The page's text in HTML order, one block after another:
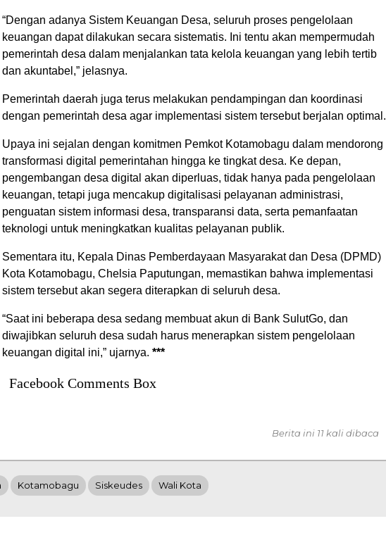
“Dengan adanya Sistem Keuangan Desa, seluruh proses pengelolaan
keuangan dapat dilakukan secara sistematis. Ini tentu akan mempermudah
pemerintah desa dalam menjalankan tata kelola keuangan yang lebih tertib
dan akuntabel,” jelasnya.
Pemerintah daerah juga terus melakukan pendampingan dan koordinasi
dengan pemerintah desa agar implementasi sistem tersebut berjalan optimal.
Upaya ini sejalan dengan komitmen Pemkot Kotamobagu dalam mendorong
transformasi digital pemerintahan hingga ke tingkat desa. Ke depan,
pengembangan desa digital akan diperluas, tidak hanya pada pengelolaan
keuangan, tetapi juga mencakup digitalisasi pelayanan administrasi,
penguatan sistem informasi desa, transparansi data, serta pemanfaatan
teknologi untuk meningkatkan kualitas pelayanan publik.
Sementara itu, Kepala Dinas Pemberdayaan Masyarakat dan Desa (DPMD)
Kota Kotamobagu, Chelsia Paputungan, memastikan bahwa implementasi
sistem tersebut akan segera diterapkan di seluruh desa.
“Saat ini beberapa desa sedang membuat akun di Bank SulutGo, dan
diwajibkan seluruh desa sudah harus menerapkan sistem pengelolaan
keuangan digital ini,” ujarnya. ***
Facebook Comments Box
Berita ini 11 kali dibaca
Kotamobagu Siskeudes Wali Kota